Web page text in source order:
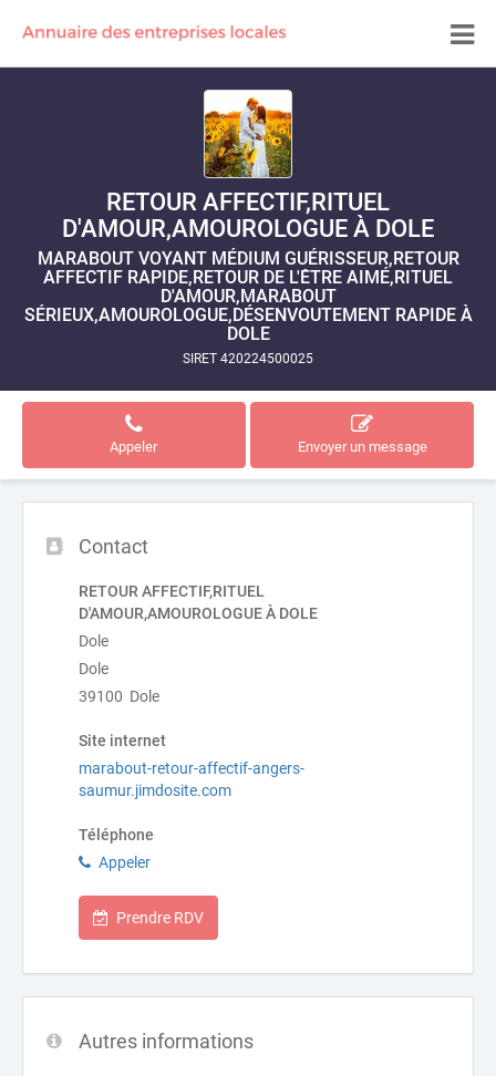
RETOUR AFFECTIF,RITUEL
D'AMOUR,AMOUROLOGUE À DOLE
MARABOUT VOYANT MÉDIUM GUÉRISSEUR,RETOUR
AFFECTIF RAPIDE,RETOUR DE L'ÊTRE AIMÉ,RITUEL
D'AMOUR,MARABOUT
SÉRIEUX,AMOUROLOGUE,DÉSENVOUTEMENT RAPIDE À
DOLE
SIRET 420224500025
Appeler Envoyer un message
Contact
RETOUR AFFECTIF,RITUEL
D'AMOUR,AMOUROLOGUE À DOLE
Dole
Dole
39100 Dole
Site internet
marabout-retour-affectif-angers-
saumur.jimdosite.com
Téléphone
Appeler
Prendre RDV
Autres informations